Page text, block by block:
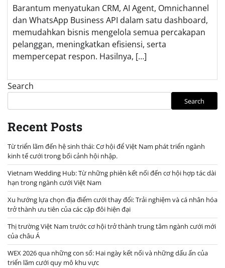
Barantum menyatukan CRM, AI Agent, Omnichannel
dan WhatsApp Business API dalam satu dashboard,
memudahkan bisnis mengelola semua percakapan
pelanggan, meningkatkan efisiensi, serta
mempercepat respon. Hasilnya, […]
Search
Search
Recent Posts
Từ triển lãm đến hệ sinh thái: Cơ hội để Việt Nam phát triển ngành
kinh tế cưới trong bối cảnh hội nhập.
Vietnam Wedding Hub: Từ những phiên kết nối đến cơ hội hợp tác dài
hạn trong ngành cưới Việt Nam
Xu hướng lựa chọn địa điểm cưới thay đổi: Trải nghiệm và cá nhân hóa
trở thành ưu tiên của các cặp đôi hiện đại
Thị trường Việt Nam trước cơ hội trở thành trung tâm ngành cưới mới
của châu Á
WEX 2026 qua những con số: Hai ngày kết nối và những dấu ấn của
triển lãm cưới quy mô khu vực